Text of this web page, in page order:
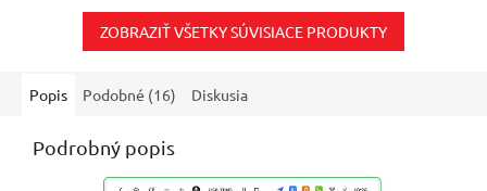
Kompaktná...
ZOBRAZIŤ VŠETKY SÚVISIACE PRODUKTY
Popis Podobné (16) Diskusia
Podrobný popis